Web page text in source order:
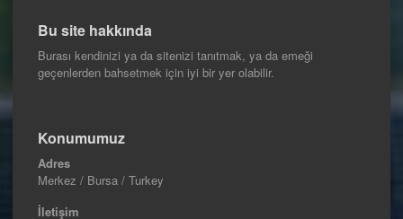
Bu site hakkında
Burası kendinizi ya da sitenizi tanıtmak, ya da emeği
geçenlerden bahsetmek için iyi bir yer olabilir.
Konumumuz
Adres
Merkez / Bursa / Turkey
İletişim